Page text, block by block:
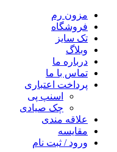
مزون رم
فروشگاه
تک سایز
وبلاگ
درباره ما
تماس با ما
پرداخت اعتباری
اسنپ پی
چک صیادی
علاقه مندی
مقايسه
ورود / ثبت نام